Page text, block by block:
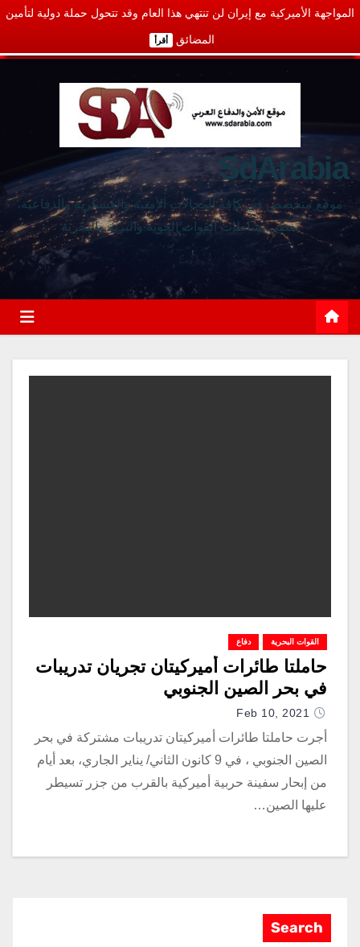
المواجهة الأميركية مع إيران لن تنتهي هذا العام وقد تتحول حملة دولية لتأمين
المضائق أقرأ
SdArabia
موقع متخصص في كافة المجالات الأمنية والعسكرية والدفاعية،
يغطي نشاطات القوات الجوية والبرية والبحرية
القوات البحرية دفاع
حاملتا طائرات أميركيتان تجريان تدريبات
في بحر الصين الجنوبي
Feb 10, 2021
أجرت حاملتا طائرات أميركيتان تدريبات مشتركة في بحر
الصين الجنوبي ، في 9 كانون الثاني/ يناير الجاري، بعد أيام
من إبحار سفينة حربية أميركية بالقرب من جزر تسيطر
عليها الصين…
Search